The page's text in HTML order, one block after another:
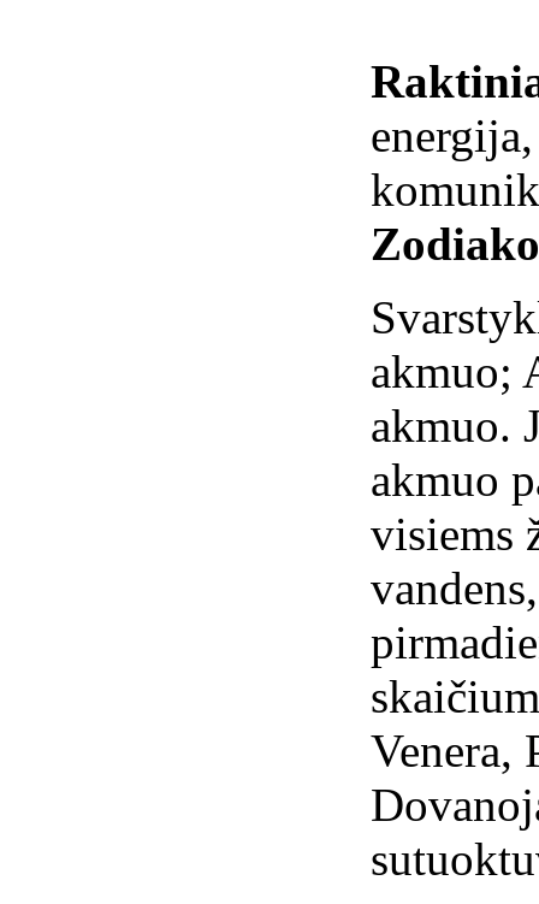
akmuo;
akmuo.
akmuo
visiems
Venera,